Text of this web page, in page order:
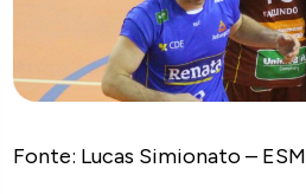
Fonte: Lucas Simionato – ESM